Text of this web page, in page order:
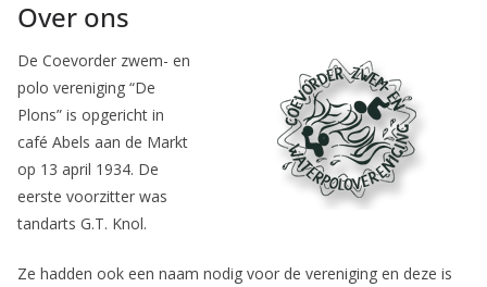
Coevorden
Over ons
De Coevorder zwem- en
polo vereniging “De
Plons” is opgericht in
café Abels aan de Markt
op 13 april 1934. De
eerste voorzitter was
tandarts G.T. Knol.
Ze hadden ook een naam nodig voor de vereniging en deze is